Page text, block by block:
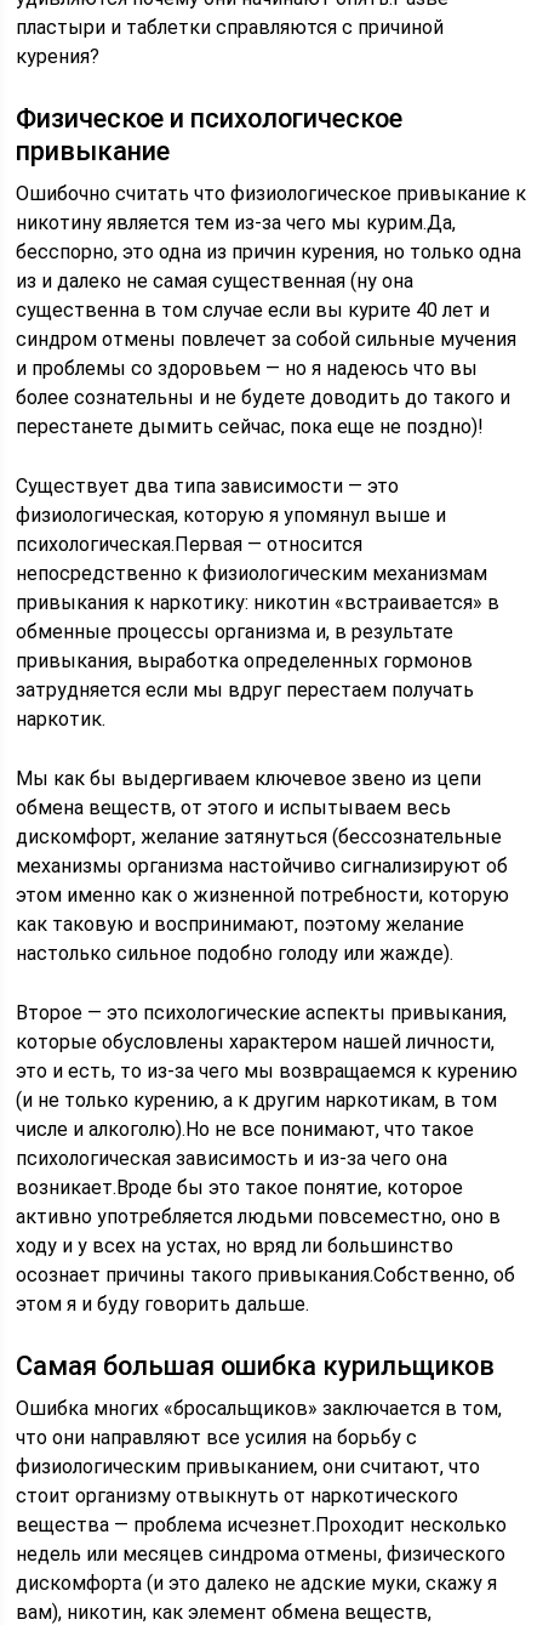
пластыри и таблетки справляются с причиной
курения?
Физическое и психологическое
привыкание
Ошибочно считать что физиологическое привыкание к
никотину является тем из-за чего мы курим.Да,
бесспорно, это одна из причин курения, но только одна
из и далеко не самая существенная (ну она
существенна в том случае если вы курите 40 лет и
синдром отмены повлечет за собой сильные мучения
и проблемы со здоровьем — но я надеюсь что вы
более сознательны и не будете доводить до такого и
перестанете дымить сейчас, пока еще не поздно)!
Существует два типа зависимости — это
физиологическая, которую я упомянул выше и
психологическая.Первая — относится
непосредственно к физиологическим механизмам
привыкания к наркотику: никотин «встраивается» в
обменные процессы организма и, в результате
привыкания, выработка определенных гормонов
затрудняется если мы вдруг перестаем получать
наркотик.
Мы как бы выдергиваем ключевое звено из цепи
обмена веществ, от этого и испытываем весь
дискомфорт, желание затянуться (бессознательные
механизмы организма настойчиво сигнализируют об
этом именно как о жизненной потребности, которую
как таковую и воспринимают, поэтому желание
настолько сильное подобно голоду или жажде).
Второе — это психологические аспекты привыкания,
которые обусловлены характером нашей личности,
это и есть, то из-за чего мы возвращаемся к курению
(и не только курению, а к другим наркотикам, в том
числе и алкоголю).Но не все понимают, что такое
психологическая зависимость и из-за чего она
возникает.Вроде бы это такое понятие, которое
активно употребляется людьми повсеместно, оно в
ходу и у всех на устах, но вряд ли большинство
осознает причины такого привыкания.Собственно, об
этом я и буду говорить дальше.
Самая большая ошибка курильщиков
Ошибка многих «бросальщиков» заключается в том,
что они направляют все усилия на борьбу с
физиологическим привыканием, они считают, что
стоит организму отвыкнуть от наркотического
вещества — проблема исчезнет.Проходит несколько
недель или месяцев синдрома отмены, физического
дискомфорта (и это далеко не адские муки, скажу я
вам), никотин, как элемент обмена веществ,